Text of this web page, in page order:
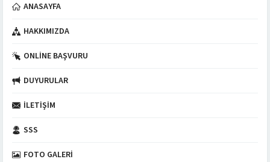
ANASAYFA
HAKKIMIZDA
ONLINE BAŞVURU
DUYURULAR
İLETIŞIM
SSS
FOTO GALERI